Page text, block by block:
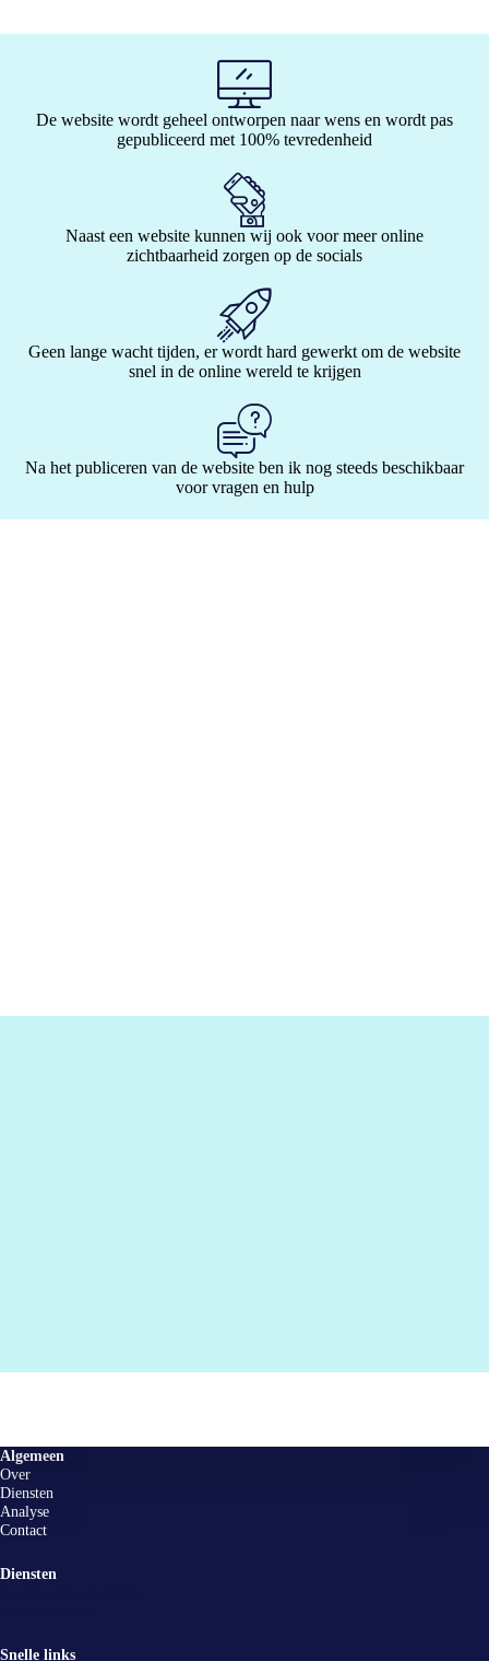
De website wordt geheel ontworpen naar wens en wordt pas
gepubliceerd met 100% tevredenheid
Naast een website kunnen wij ook voor meer online
zichtbaarheid zorgen op de socials
Geen lange wacht tijden, er wordt hard gewerkt om de website
snel in de online wereld te krijgen
Na het publiceren van de website ben ik nog steeds beschikbaar
voor vragen en hulp
Algemeen
Over
Diensten
Analyse
Contact
Diensten
Snelle links